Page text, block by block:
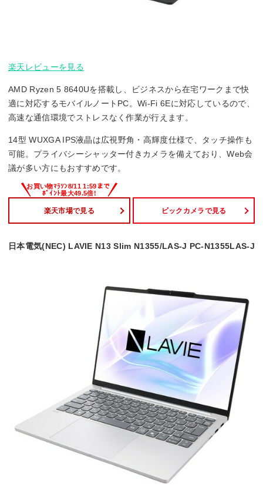
楽天レビューを見る
AMD Ryzen 5 8640Uを搭載し、ビジネスから在宅ワークまで快
適に対応するモバイルノートPC。Wi-Fi 6Eに対応しているので、
高速な通信環境でストレスなく作業が行えます。
14型 WUXGA IPS液晶は広視野角・高輝度仕様で、タッチ操作も
可能。プライバシーシャッター付きカメラを備えており、Web会
議が多い方にもおすすめです。
楽天市場で見る ビックカメラで見る
日本電気(NEC) LAVIE N13 Slim N1355/LAS-J PC-N1355LAS-J